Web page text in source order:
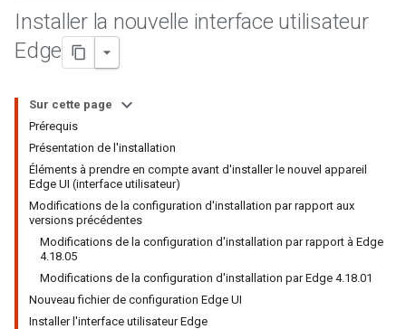
Installer la nouvelle interface utilisateur
Edge
Sur cette page
Prérequis
Présentation de l'installation
Éléments à prendre en compte avant d'installer le nouvel appareil
Edge UI (interface utilisateur)
Modifications de la configuration d'installation par rapport aux
versions précédentes
Modifications de la configuration d'installation par rapport à Edge
4.18.05
Modifications de la configuration d'installation par Edge 4.18.01
Nouveau fichier de configuration Edge UI
Installer l'interface utilisateur Edge